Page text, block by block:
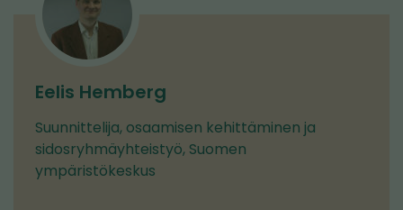
Eelis Hemberg
Suunnittelija, osaamisen kehittäminen ja
sidosryhmäyhteistyö, Suomen
ympäristökeskus